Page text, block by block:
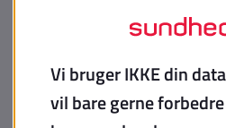
svar på henvendelser,
egen sygdom,
skoleopgaver og